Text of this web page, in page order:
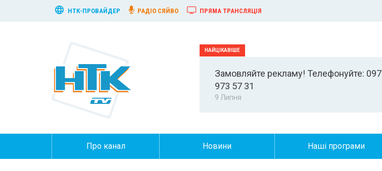
НТК-ПРОВАЙДЕР РАДІО СЯЙВО ПРЯМА ТРАНСЛЯЦІЯ
Замовляйте рекламу! Телефонуйте: 097
973 57 31
9 Липня
Про канал Новини Наші програми